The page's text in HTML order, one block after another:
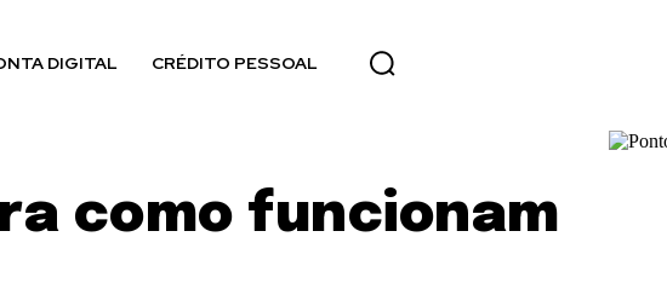
DIGITAL CRÉDITO PESSOAL
como funcionam